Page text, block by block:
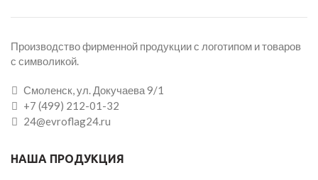
Производство фирменной продукции с логотипом и товаров
с символикой.
Смоленск, ул. Докучаева 9/1
+7 (499) 212-01-32
24@evroflag24.ru
НАША ПРОДУКЦИЯ